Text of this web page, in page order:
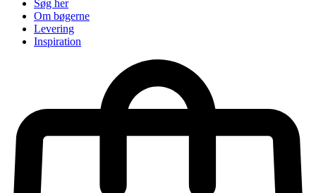
Søg her
Om bøgerne
Levering
Inspiration